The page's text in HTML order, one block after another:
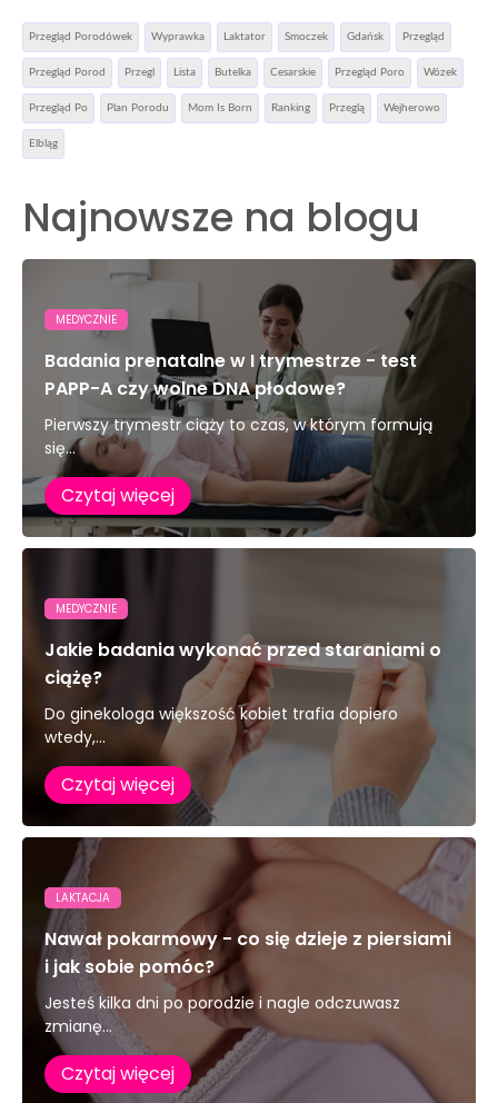
Przegląd Porodówek Wyprawka Laktator Smoczek Gdańsk Przegląd
Przegląd Porod Przegl Lista Butelka Cesarskie Przegląd Poro Wózek
Przegląd Po Plan Porodu Mom Is Born Ranking Przeglą Wejherowo
Elbląg
Najnowsze na blogu
MEDYCZNIE
Badania prenatalne w I trymestrze - test
PAPP-A czy wolne DNA płodowe?
Pierwszy trymestr ciąży to czas, w którym formują
się...
Czytaj więcej
MEDYCZNIE
Jakie badania wykonać przed staraniami o
ciążę?
Do ginekologa większość kobiet trafia dopiero
wtedy,...
Czytaj więcej
LAKTACJA
Nawał pokarmowy - co się dzieje z piersiami
i jak sobie pomóc?
Jesteś kilka dni po porodzie i nagle odczuwasz
zmianę...
Czytaj więcej